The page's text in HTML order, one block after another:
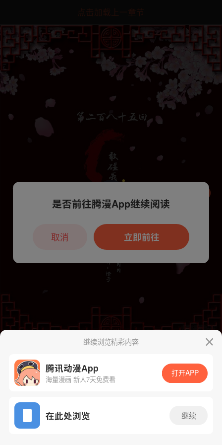
点击加载上一章节
App免费看
下一话 腾漫App免费看
继续浏览精彩内容
腾讯动漫App
海量漫画 新人7天免费看
打开APP
在此处浏览 继续
本章节仅支持App阅读，可打开App新用
户7天免费看
是否前往腾漫App继续阅读
立即前往
取消